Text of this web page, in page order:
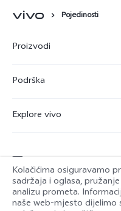
Pojedinosti
Proizvodi
Y35
Y16
Y76 5G
Podrška
Ažuriranje sustava
Korisnički priručnik
Poslati na popravak
Explore vivo
Pravne napomene
Održivost
Croatia | Odaberite
Kolačićima osiguravamo
sadržaja i oglasa,
analizu prometa.
naše web-mjesto dijelimo